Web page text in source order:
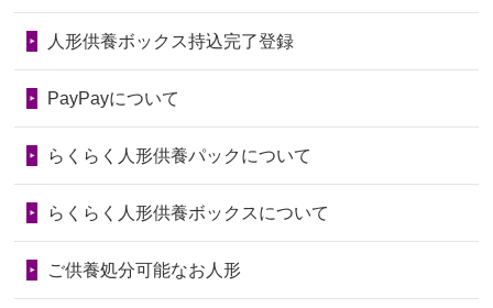
ので、お願...
いたことが...
2026/06/28老後のことを考え体力のあるうちに身
2026/06/28人形たちに これまで本当にありがとう
天...
第75回人形供養祭令和7年1月17日(金)
第73回人形供養祭令和6年10月17日(木)
第71回人形供養祭令和6年8月1日(木)
第70回人形供養祭令和6年6月21日(金)
人形供養ボックス持込完了登録
PayPayについて
らくらく人形供養パックについて
らくらく人形供養ボックスについて
ご供養処分可能なお人形